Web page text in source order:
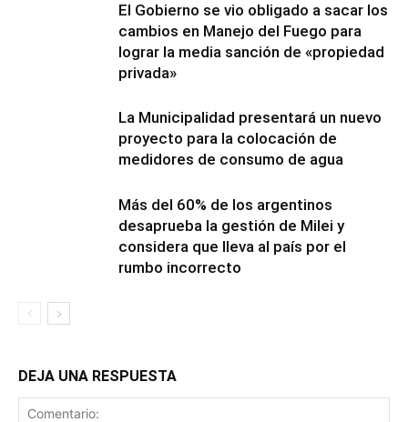
El Gobierno se vio obligado a sacar los
cambios en Manejo del Fuego para
lograr la media sanción de «propiedad
privada»
La Municipalidad presentará un nuevo
proyecto para la colocación de
medidores de consumo de agua
Más del 60% de los argentinos
desaprueba la gestión de Milei y
considera que lleva al país por el
rumbo incorrecto
DEJA UNA RESPUESTA